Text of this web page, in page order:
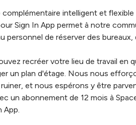
intelligent et
Sign In App permet à notre
personnel de réserver des
recréer votre lieu de travail en
un plan d'étage. Nous nous
et nous espérons y être
un abonnement de 12 mois à
App.